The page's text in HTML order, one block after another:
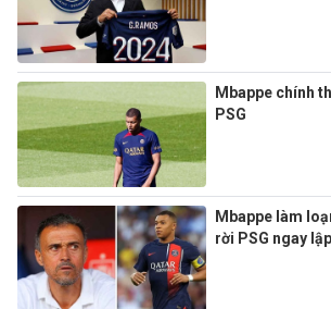
Mbappe chính
PSG
Mbappe làm
rời PSG ngay